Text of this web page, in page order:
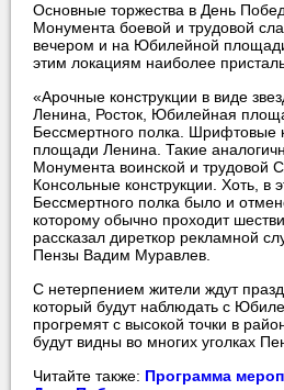
Основные торжества в День
Монумента боевой и трудовой
вечером и на Юбилейной
этим локациям наиболее
«Арочные конструкции в виде
Ленина, Росток, Юбилейная
Бессмертного полка. Шрифтовые
площади Ленина. Такие
Монумента воинской и трудовой
Консольные конструкции. Хоть, в
Бессмертного полка было и
которому обычно проходит
рассказал диреткор рекламной
Пензы Вадим Муравлев.
С нетерпением жители ждут
который будут наблюдать с
прогремят с высокой точки в
будут видны во многих уголках
Читайте также: Программа